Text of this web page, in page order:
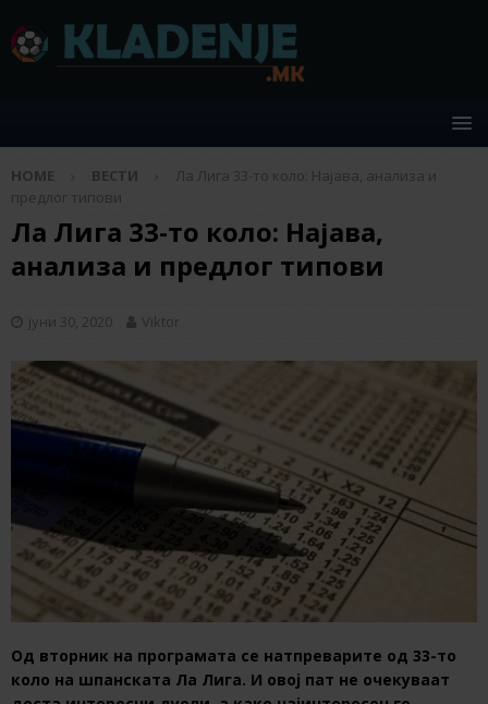
HOME ВЕСТИ
Ла Лига 33-то коло: Најава, анализа и
предлог типови
Ла Лига 33-то коло: Најава,
анализа и предлог типови
јуни 30, 2020 Viktor
Од вторник на програмата се натпреварите од 33-то
коло на шпанската Ла Лига. И овој пат не очекуваат